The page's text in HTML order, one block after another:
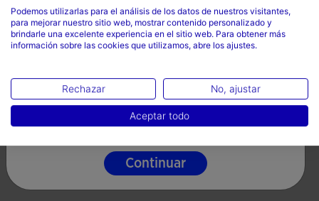
desmontable para colgarla tipo bandolera. Esta también
viene con refuerzo acolchado para mayor comodidad.
resistente y con interior forrado con foam con el fin de
proteger lo que lleves en el interior.
Cierre de cremallera
Material resistente
Bolsillo interior
Asas acolchadas
Correa desmontable acolchada
País
Mexico
Idioma
Español
Continuar
Podemos utilizarlas para el análisis de los datos de nuestros visitantes,
para mejorar nuestro sitio web, mostrar contenido personalizado y
brindarle una excelente experiencia en el sitio web. Para obtener más
información sobre las cookies que utilizamos, abre los ajustes.
Rechazar No, ajustar
Aceptar todo